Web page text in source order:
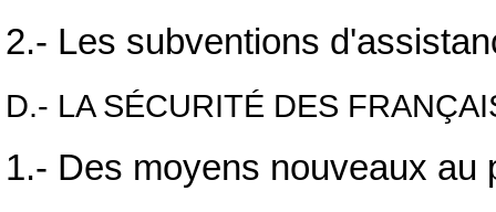
2.- Les subventions
D.- LA SÉCURITÉ DES
1.- Des moyens nouveaux au